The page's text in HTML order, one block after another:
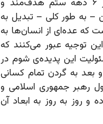
شده است. درست به موازات همین، بیش از ۶ دهه ستم هدف‌مند و
– به طور کلی – تبدیل به
که عده‌ای از انسان‌ها به
توجیه عبور می‌کنند که
این پدیده‌ی شوم در
به گردن تمام کسانی
رهبر جمهوری اسلامی و
و روز به روز به ابعاد آن